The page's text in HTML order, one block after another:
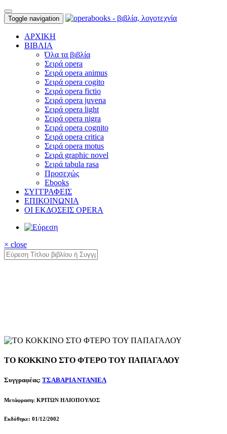
Toggle navigation
ΑΡΧΙΚΗ
ΒΙΒΛΙΑ
Όλα τα βιβλία
Σειρά opera
Σειρά opera animus
Σειρά opera cogito
Σειρά opera fictio
Σειρά opera juvena
Σειρά opera light
Σειρά opera nigra
Σειρά opera cognito
Σειρά opera critica
Σειρά opera motus
Σειρά graphic novel
Σειρά tabula rasa
Προσεχώς
Ebooks
ΣΥΓΓΡΑΦΕΙΣ
ΕΠΙΚΟΙΝΩΝΙΑ
ΟΙ ΕΚΔΟΣΕΙΣ OPERA
× close
ΤΟ ΚΟΚΚΙΝΟ ΣΤΟ ΦΤΕΡΟ ΤΟΥ ΠΑΠΑΓΑΛΟΥ
Συγγραφέας: ΤΣΑΒΑΡΙΑ ΝΤΑΝΙΕΛ
Μετάφραση: ΚΡΙΤΩΝ ΗΛΙΟΠΟΥΛΟΣ
Εκδόθηκε: 01/12/2002